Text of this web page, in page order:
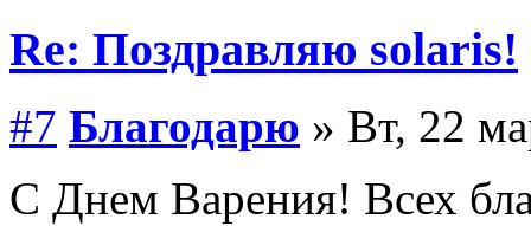
Re: Поздравляю solaris!
#7 Благодарю » Вт, 22
С Днем Варения! Всех